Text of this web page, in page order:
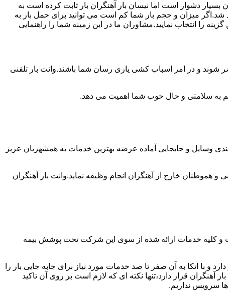
دشوار است اما نیسان بار آهنگران بار ثابت کرده است به
شد.اگر میزان و حجم بار شما کم است می توانید برای حمل بار به
را انتخاب نمایید.مشاوران ما در این زمینه شما را راهنمایی
شوند و در امر اسباب کشی یاری رسان شما باشند.وانت بار تلفنی
هم به سلامتی و حال خوب شما اهمیت می دهد.
وسایل و جابجایی آماده عرضه بهترین خدمات به همشهریان عزیز
خارج از آهنگران انجام وظیفه نماید.وانت بار آهنگران
و کلیه خدمات ارائه شده از سوی این شرکت تحت پوشش بیمه
با اتکا به آن صفر تا صد خدمات مورد نیاز برای جابه جایی بار را
قرار دارد،تنها نکته ای که لازم است بر روی آن تاکید
سرویس نداریم.